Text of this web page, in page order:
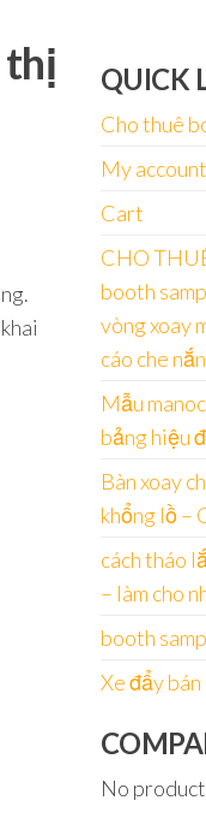
thị
QUICK
Cho thuê
My account
Cart
CHO
booth
vòng xoay
cáo che
Mẫu
bảng hiệu
Bàn xoay
khổng lồ –
cách tháo
– làm cho
booth
Xe đẩy
No